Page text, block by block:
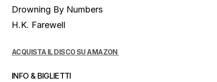
Drowning By Numbers
H.K. Farewell
ACQUISTA IL DISCO SU AMAZON
INFO & BIGLIETTI